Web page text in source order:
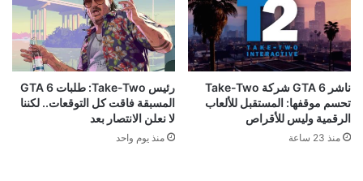
ناشر GTA 6 شركة Take-Two
تحسم موقفها: المستقبل للألعاب
الرقمية وليس للأقراص
منذ 23 ساعة
رئيس Take-Two: طلبات GTA 6
المسبقة فاقت كل التوقعات.. لكننا
لا نعلن الانتصار بعد
منذ يوم واحد